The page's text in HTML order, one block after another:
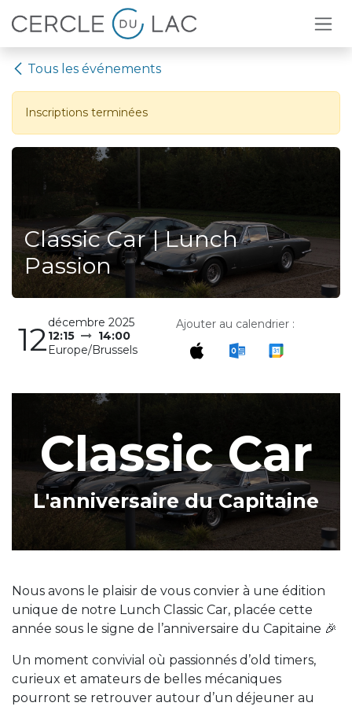
Se rendre au contenu
Tous les événements
Inscriptions terminées
Classic Car | Lunch
Passion
12décembre 2025
12:15
14:00
Europe/Brussels
Ajouter au calendrier :
ClassicCar
L'anniversaire du Capitaine
Nous avons le plaisir de vous convier à une édition
unique de notre Lunch Classic Car, placée cette
année sous le signe de l’anniversaire du Capitaine 🎉
Un moment convivial où passionnés d’old timers,
curieux et amateurs de belles mécaniques
pourront se retrouver autour d’un déjeuner au